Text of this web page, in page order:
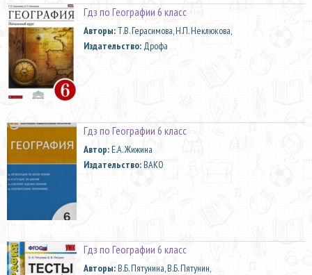
Гдз по Географии 6 класс
Aвторы:Т.В. Герасимова, Н.П. Неклюкова,
Издательство: Дрофа
Гдз по Географии 6 класс
Автор:Е.А. Жижина
Издательство:ВАКО
Гдз по Географии 6 класс
Aвторы:В.Б. Пятунина, В.Б. Пятунин,